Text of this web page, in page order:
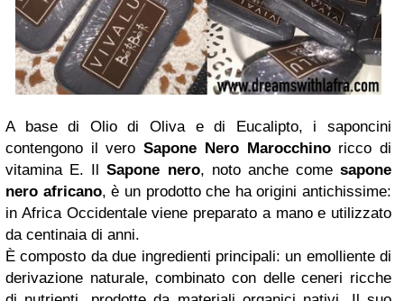
A base di Olio di Oliva e di Eucalipto, i saponcini
contengono il veroSapone Nero Marocchinoricco di
vitamina E. IlSapone nero, noto anche comesapone
nero africano, è un prodotto che ha origini antichissime:
in Africa Occidentale viene preparato a mano e utilizzato
da centinaia di anni.
È composto da due ingredienti principali: un emolliente di
derivazione naturale, combinato con delle ceneri ricche